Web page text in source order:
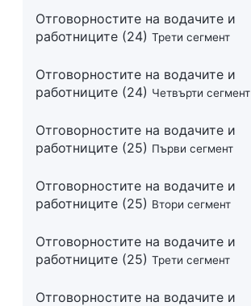
Отговорностите на водачите и
работниците (24) Трети сегмент
Отговорностите на водачите и
работниците (24) Четвърти сегмент
Отговорностите на водачите и
работниците (25) Първи сегмент
Отговорностите на водачите и
работниците (25) Втори сегмент
Отговорностите на водачите и
работниците (25) Трети сегмент
Отговорностите на водачите и